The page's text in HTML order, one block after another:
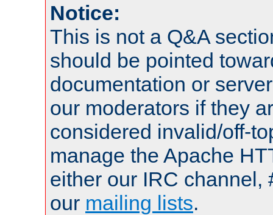
Notice:
This is not a Q&A
should be pointed
documentation or
our moderators if they
considered invalid/off-
manage the Apache
either our IRC channel,
our mailing lists.